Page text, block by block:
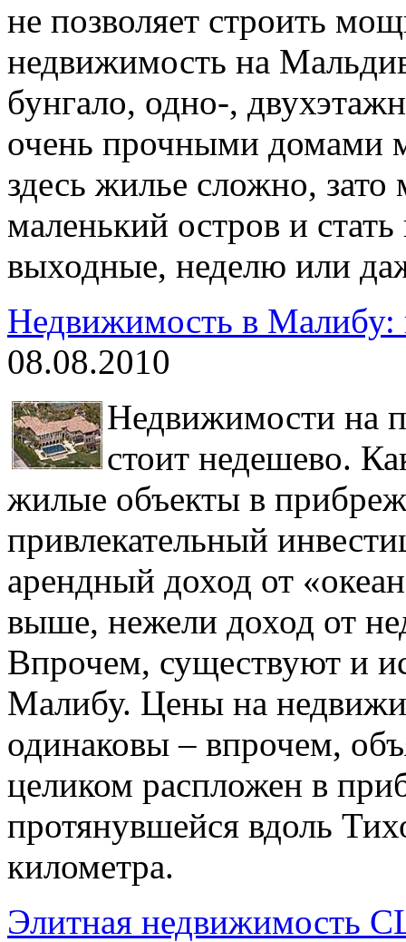
не позволяет строить
недвижимость на
бунгало, одно-,
очень прочными домами
здесь жилье сложно,
маленький остров и
выходные, неделю или
Недвижимость в Малибу:
08.08.2010
Недвижимости на
стоит недешево.
жилые объекты в
привлекательный
арендный доход от
выше, нежели доход от
Впрочем, существуют и
Малибу. Цены на
одинаковы – впрочем,
целиком распложен в
протянувшейся вдоль
километра.
Элитная недвижимость